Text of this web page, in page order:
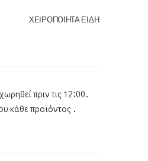
ΧΕΙΡΟΠΟΊΗΤΑ ΕΊΔΗ
πριν τις 12:00.
κάθε προϊόντος .